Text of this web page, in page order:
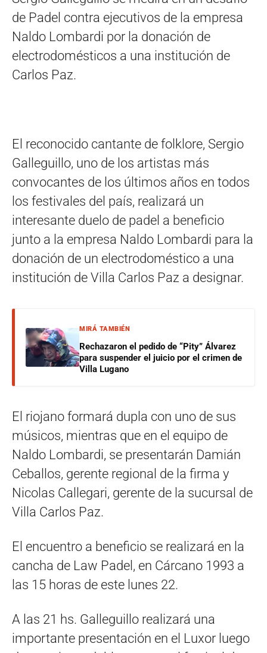
de Padel contra ejecutivos de la empresa
Naldo Lombardi por la donación de
electrodomésticos a una institución de
Carlos Paz.
El reconocido cantante de folklore, Sergio
Galleguillo, uno de los artistas más
convocantes de los últimos años en todos
los festivales del país, realizará un
interesante duelo de padel a beneficio
junto a la empresa Naldo Lombardi para la
donación de un electrodoméstico a una
institución de Villa Carlos Paz a designar.
MIRÁ TAMBIÉN
Rechazaron el pedido de “Pity” Álvarez
para suspender el juicio por el crimen de
Villa Lugano
El riojano formará dupla con uno de sus
músicos, mientras que en el equipo de
Naldo Lombardi, se presentarán Damián
Ceballos, gerente regional de la firma y
Nicolas Callegari, gerente de la sucursal de
Villa Carlos Paz.
El encuentro a beneficio se realizará en la
cancha de Law Padel, en Cárcano 1993 a
las 15 horas de este lunes 22.
A las 21 hs. Galleguillo realizará una
importante presentación en el Luxor luego